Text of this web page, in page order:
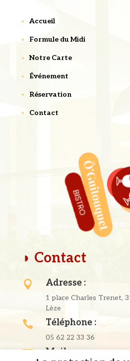
Accueil
Formule du Midi
Notre Carte
Événement
Réservation
Contact
◗ Contact
 Adresse :
1 place Charles Trenet,
Lèze
 Téléphone :
05 62 22 33 36
 Mail :